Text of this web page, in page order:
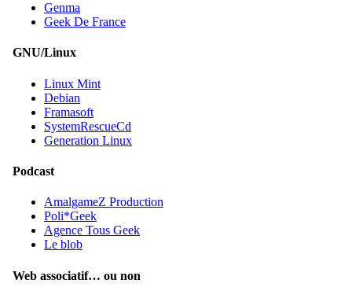
Genma
Geek De France
GNU/Linux
Linux Mint
Debian
Framasoft
SystemRescueCd
Generation Linux
Podcast
AmalgameZ Production
Poli*Geek
Agence Tous Geek
Le blob
Web associatif… ou non